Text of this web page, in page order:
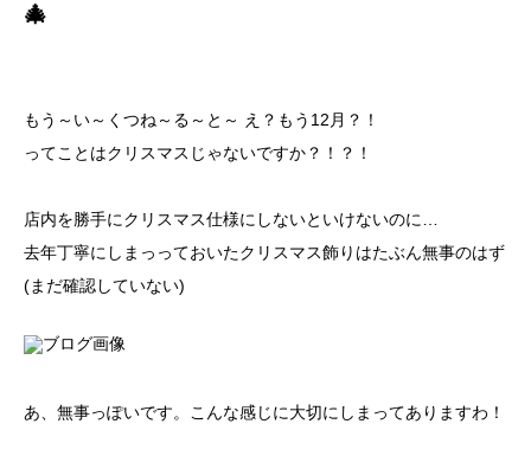
🎄
もう～い～くつね～る～と～ え？もう12月？！
ってことはクリスマスじゃないですか？！？！
店内を勝手にクリスマス仕様にしないといけないのに…
去年丁寧にしまっっておいたクリスマス飾りはたぶん無事のはず
(まだ確認していない)
あ、無事っぽいです。こんな感じに大切にしまってありますわ！